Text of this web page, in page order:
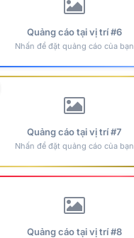
Quảng cáo tại vị trí #6
Nhấn để đặt quảng cáo của bạn
Quảng cáo tại vị trí #7
Nhấn để đặt quảng cáo của bạn
Quảng cáo tại vị trí #8